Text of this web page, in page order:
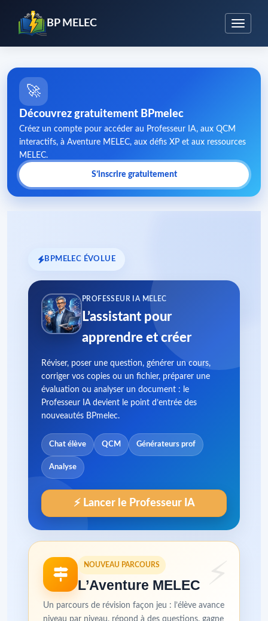
BP MELEC
🚀
Découvrez gratuitement BPmelec
Créez un compte pour accéder au Professeur IA, aux QCM
interactifs, à Aventure MELEC, aux défis XP et aux ressources
MELEC.
S’inscrire gratuitement
BPMELEC ÉVOLUE
PROFESSEUR IA MELEC
L’assistant pour
apprendre et créer
Réviser, poser une question, générer un cours,
corriger vos copies ou un fichier, préparer une
évaluation ou analyser un document : le
Professeur IA devient le point d’entrée des
nouveautés BPmelec.
Chat élève QCM Générateurs prof
Analyse
⚡ Lancer le Professeur IA
NOUVEAU PARCOURS
L’Aventure MELEC
Un parcours de révision façon jeu : l’élève avance
niveau par niveau, répond à des questions, gagne